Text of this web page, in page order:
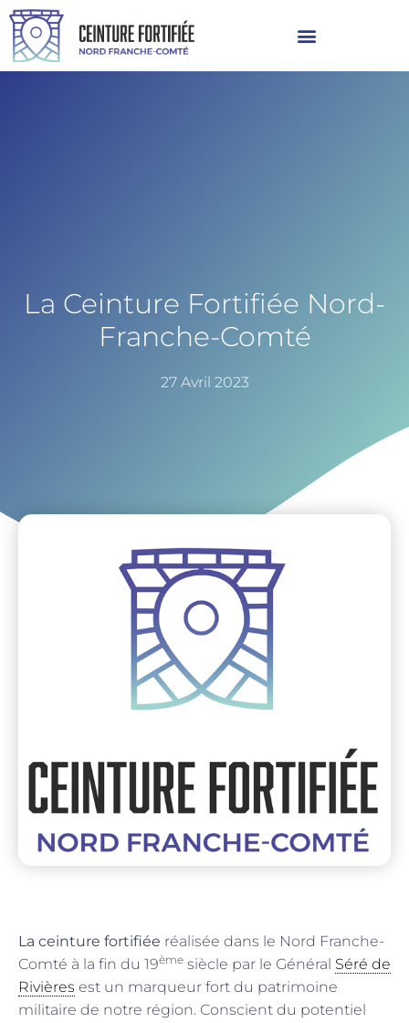
La Ceinture Fortifiée Nord-
Franche-Comté
27 Avril 2023
La ceinture fortifiée réalisée dans le Nord Franche-
Comté à la fin du 19ème siècle par le Général Séré de
Rivières est un marqueur fort du patrimoine
militaire de notre région. Conscient du potentiel